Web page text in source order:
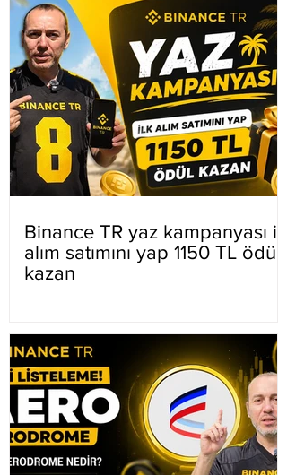
Binance TR yaz kampanyası ilk
alım satımını yap 1150 TL ödül
kazan